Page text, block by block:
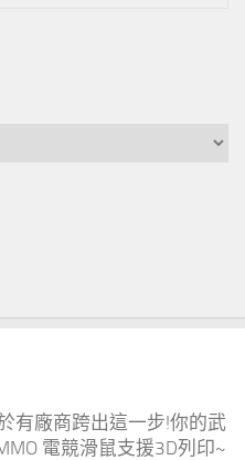
有廠商跨出這一步!你的武
電競滑鼠支援3D列印~